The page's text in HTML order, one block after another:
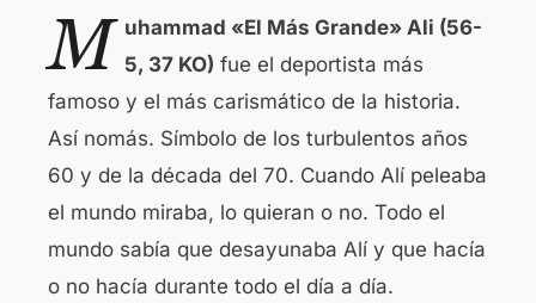
c
e
b
o
o
k
at
s
A
p
p
M uhammad «El Más Grande» Ali (56-
5, 37 KO) fue el deportista más
famoso y el más carismático de la historia.
Así nomás. Símbolo de los turbulentos años
60 y de la década del 70. Cuando Alí peleaba
el mundo miraba, lo quieran o no. Todo el
mundo sabía que desayunaba Alí y que hacía
o no hacía durante todo el día a día.